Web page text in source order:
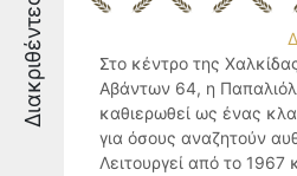
Διακριθέντες
Στο κέντρο της
Αβάντων 64, η
καθιερωθεί ως ένας
για όσους αναζητούν
Λειτουργεί από το 1967